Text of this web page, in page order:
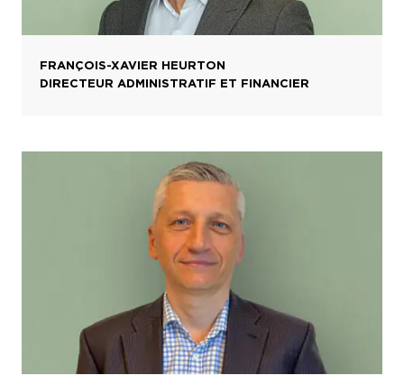
FRANÇOIS-XAVIER HEURTON
DIRECTEUR ADMINISTRATIF ET FINANCIER